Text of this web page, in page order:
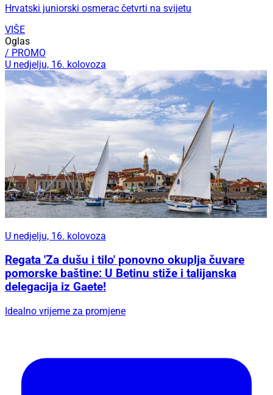
Hrvatski juniorski osmerac četvrti na svijetu
VIŠE
Oglas
/ PROMO
U nedjelju, 16. kolovoza
U nedjelju, 16. kolovoza
Regata 'Za dušu i tilo' ponovno okuplja čuvare
pomorske baštine: U Betinu stiže i talijanska
delegacija iz Gaete!
Idealno vrijeme za promjene